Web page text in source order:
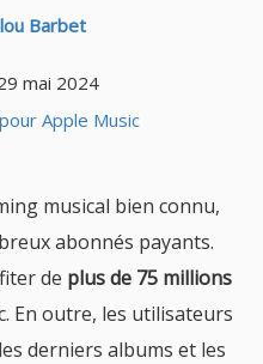
Barbet
mai 2024
Apple Music
musical bien connu,
abonnés payants.
de plus de 75 millions
En outre, les utilisateurs
derniers albums et les